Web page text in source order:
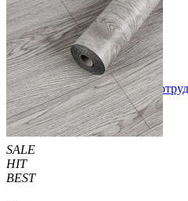
1 850 грн./шт 2 899 грн./шт
Купить В закладки
SALE
HIT
BEST